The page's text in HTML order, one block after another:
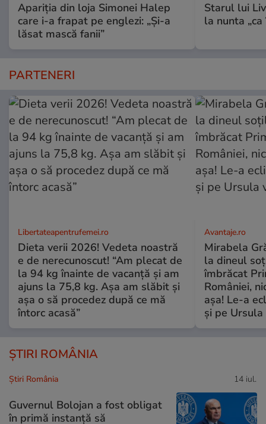
Apariția din loja Simonei Halep
care i-a frapat pe englezi: „Și-a
lăsat mască fanii”
Starul lui
la nunta „ca
PARTENERI
Libertateapentrufemei.ro
Dieta verii 2026! Vedeta noastră
e de nerecunoscut! “Am plecat de
la 94 kg înainte de vacanță și am
ajuns la 75,8 kg. Așa am slăbit și
așa o să procedez după ce mă
întorc acasă”
Avantaje.ro
Mirabela
la dineul
îmbrăcat
României,
așa! Le-a
și pe
ȘTIRI ROMÂNIA
Știri România 14 iul.
Guvernul Bolojan a fost obligat
în primă instanță să